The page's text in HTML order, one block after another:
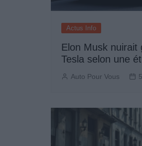
Actus Info
Elon Musk nuirait
Tesla selon une
Auto Pour Vous